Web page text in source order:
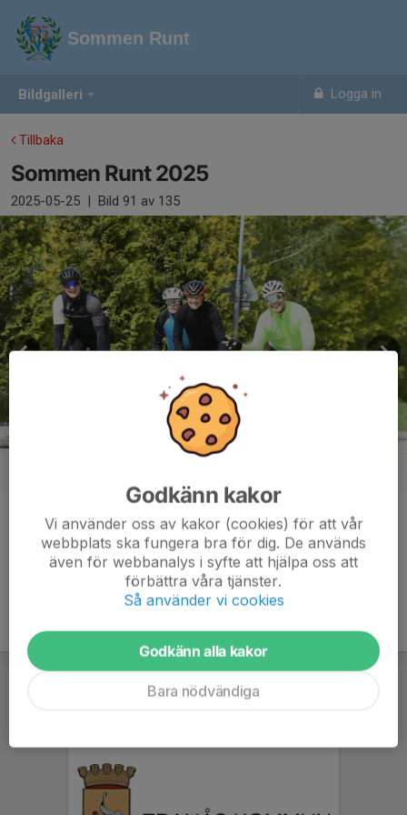
Bildgalleri Logga in
Sommen Runt
Tillbaka
Sommen Runt 2025
2025-05-25 | Bild 91 av 135
Kommentarer
Godkänn kakor
Vi använder oss av kakor (cookies) för att vår
webbplats ska fungera bra för dig. De används
även för webbanalys i syfte att hjälpa oss att
förbättra våra tjänster.
Så använder vi cookies
Godkänn alla kakor
Bara nödvändiga